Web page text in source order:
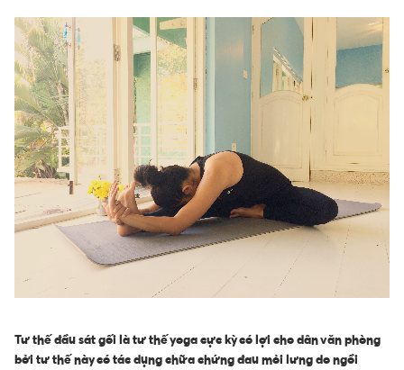
Tư thế đầu sát gối là tư thế yoga cực kỳ có lợi cho dân văn phòng
bởi tư thế này có tác dụng chữa chứng đau mỏi lưng do ngồi